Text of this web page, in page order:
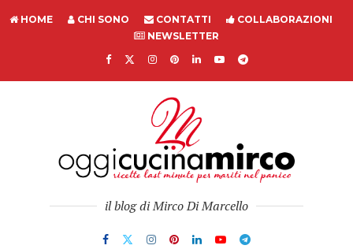
HOME CHI SONO CONTATTI
COLLABORAZIONI
NEWSLETTER
il blog di Mirco Di Marcello